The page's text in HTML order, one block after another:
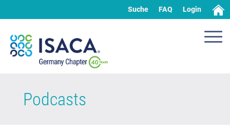
Suche FAQ Login
Podcasts